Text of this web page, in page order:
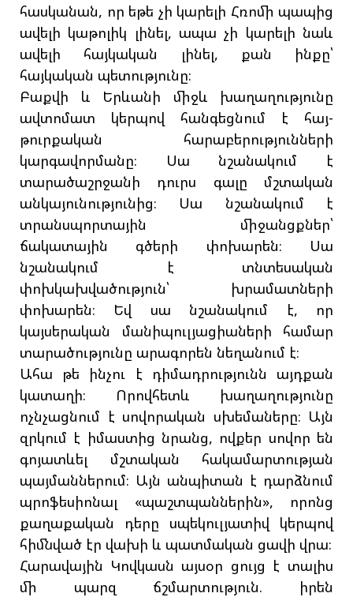
հասկանան, որ եթե չի կարելի Հռոմի պապից
ավելի կաթոլիկ լինել, ապա չի կարելի նաև
ավելի հայկական լինել, քան ինքը՝
հայկական պետությունը։
Բաքվի և Երևանի միջև խաղաղությունը
ավտոմատ կերպով հանգեցնում է հայ-
թուրքական հարաբերությունների
կարգավորմանը։ Սա նշանակում է
տարածաշրջանի դուրս գալը մշտական
անկայունությունից։ Սա նշանակում է
տրանսպորտային միջանցքներ՝
ճակատային գծերի փոխարեն։ Սա
նշանակում է տնտեսական
փոխկախվածություն՝ խրամատների
փոխարեն։ Եվ սա նշանակում է, որ
կայսերական մանիպուլյացիաների համար
տարածությունը արագորեն նեղանում է։
Ահա թե ինչու է դիմադրությունն այդքան
կատաղի։ Որովհետև խաղաղությունը
ոչնչացնում է սովորական սխեմաները։ Այն
զրկում է իմաստից նրանց, ովքեր սովոր են
գոյատևել մշտական հակամարտության
պայմաններում։ Այն անպիտան է դարձնում
պրոֆեսիոնալ «պաշտպաններին», որոնց
քաղաքական դերը սպեկուլյատիվ կերպով
հիմնված էր վախի և պատմական ցավի վրա։
Հարավային Կովկասն այսօր ցույց է տալիս
մի պարզ ճշմարտություն. իրեն